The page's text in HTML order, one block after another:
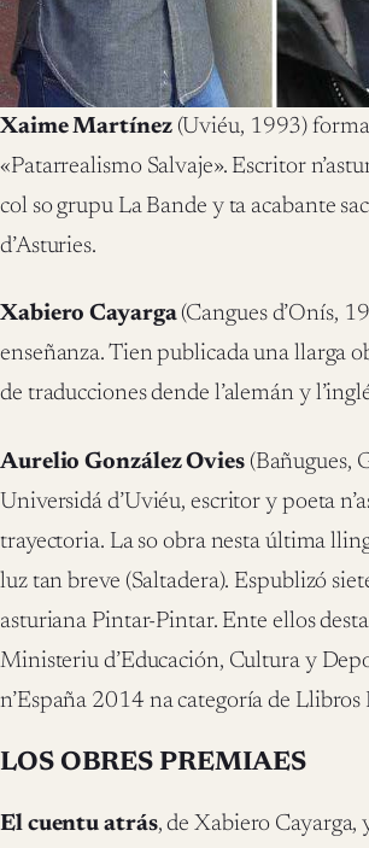
Xaime Martínez (Uviéu, 1993)
«Patarrealismo Salvaje». Escritor
col so grupu La Bande y ta acabante
d’Asturies.
Xabiero Cayarga(Cangues d’Onís,
enseñanza. Tien publicada una llarga
de traducciones dende l’alemán y
Aurelio González Ovies(Bañugues,
Universidá d’Uviéu, escritor y poeta
trayectoria. La so obra nesta última
luz tan breve (Saltadera). Espublizó
asturiana Pintar-Pintar. Ente ellos
Ministeriu d’Educación, Cultura y
n’España 2014 na categoría de
LOS OBRES PREMIAES
El cuentu atrás, de Xabiero Cayarga,